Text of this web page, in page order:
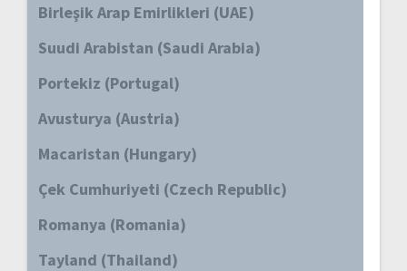
Birleşik Arap Emirlikleri (UAE)
Suudi Arabistan (Saudi Arabia)
Portekiz (Portugal)
Avusturya (Austria)
Macaristan (Hungary)
Çek Cumhuriyeti (Czech Republic)
Romanya (Romania)
Tayland (Thailand)